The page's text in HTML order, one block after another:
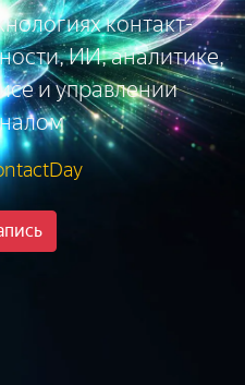
контакт-
ИИ, аналитике,
и управлении